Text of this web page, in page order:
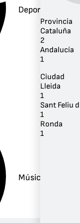
Deportes
Música
Provincia
Cataluña
2
Andalucía
1
Ciudad
Lleida
1
Sant Feliu
1
Ronda
1